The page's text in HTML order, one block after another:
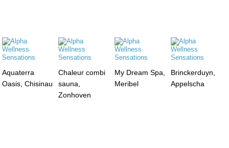
Aquaterra
Oasis, Chisinau
Chaleur combi
sauna,
Zonhoven
My Dream Spa,
Meribel
Brinckerduyn,
Appelscha